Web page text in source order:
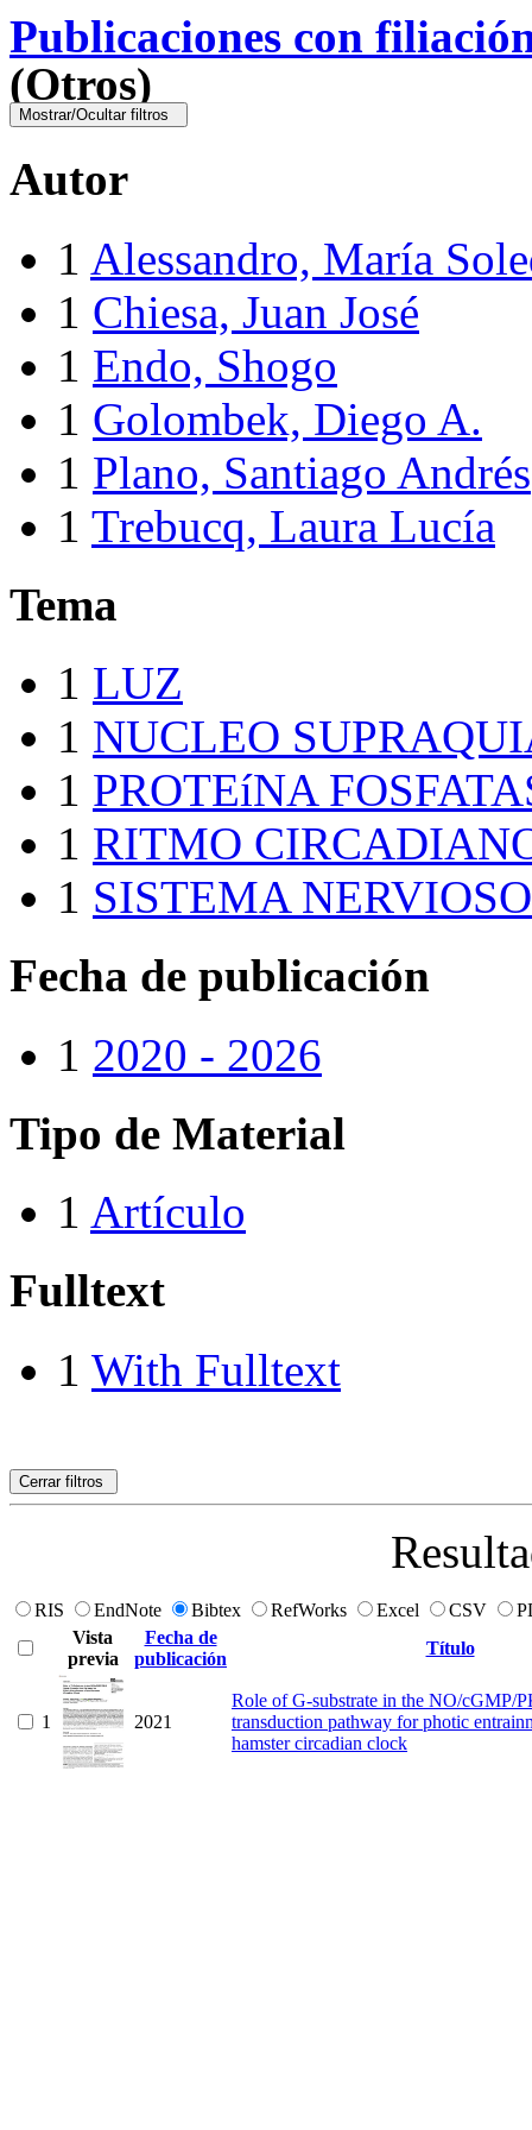
Publicaciones con
(Otros)
Autor
1 Alessandro, María
1 Chiesa, Juan José
1 Endo, Shogo
1 Golombek, Diego A.
1 Plano, Santiago Andrés
1 Trebucq, Laura Lucía
Tema
1 LUZ
1 NUCLEO
1 PROTEíNA
1 RITMO
1 SISTEMA
Fecha de publicación
1 2020 - 2026
Tipo de Material
1 Artículo
Fulltext
1 With Fulltext
Cerrar filtros
RIS EndNote Bibtex RefWorks Excel CSV
Vista
previa
Fecha de
publicación
Título
1 2021
Role of G-substrate in the NO/cGMP/
transduction pathway for photic
hamster circadian clock